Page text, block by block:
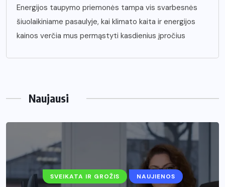
Energijos taupymo priemonės tampa vis svarbesnės
šiuolaikiniame pasaulyje, kai klimato kaita ir energijos
kainos verčia mus permąstyti kasdienius įpročius
Naujausi
SVEIKATA IR GROŽIS NAUJIENOS